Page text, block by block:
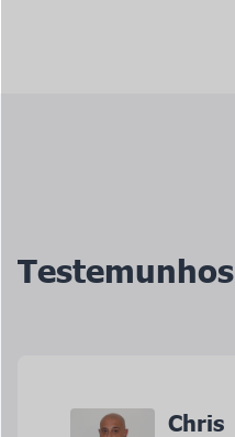
Testemunhos
Chris